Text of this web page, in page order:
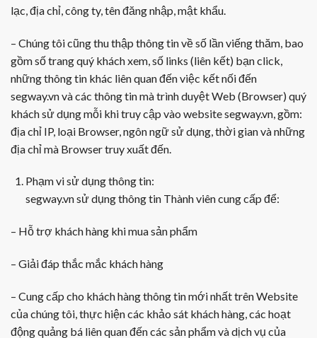
lạc, địa chỉ, công ty, tên đăng nhập, mật khẩu.
– Chúng tôi cũng thu thập thông tin về số lần viếng thăm, bao
gồm số trang quý khách xem, số links (liên kết) bạn click,
những thông tin khác liên quan đến việc kết nối đến
segway.vn và các thông tin mà trình duyệt Web (Browser) quý
khách sử dụng mỗi khi truy cập vào website segway.vn, gồm:
địa chỉ IP, loại Browser, ngôn ngữ sử dụng, thời gian và những
địa chỉ mà Browser truy xuất đến.
Phạm vi sử dụng thông tin:
segway.vn sử dụng thông tin Thành viên cung cấp để:
– Hỗ trợ khách hàng khi mua sản phẩm
– Giải đáp thắc mắc khách hàng
– Cung cấp cho khách hàng thông tin mới nhất trên Website
của chúng tôi, thực hiện các khảo sát khách hàng, các hoạt
động quảng bá liên quan đến các sản phẩm và dịch vụ của